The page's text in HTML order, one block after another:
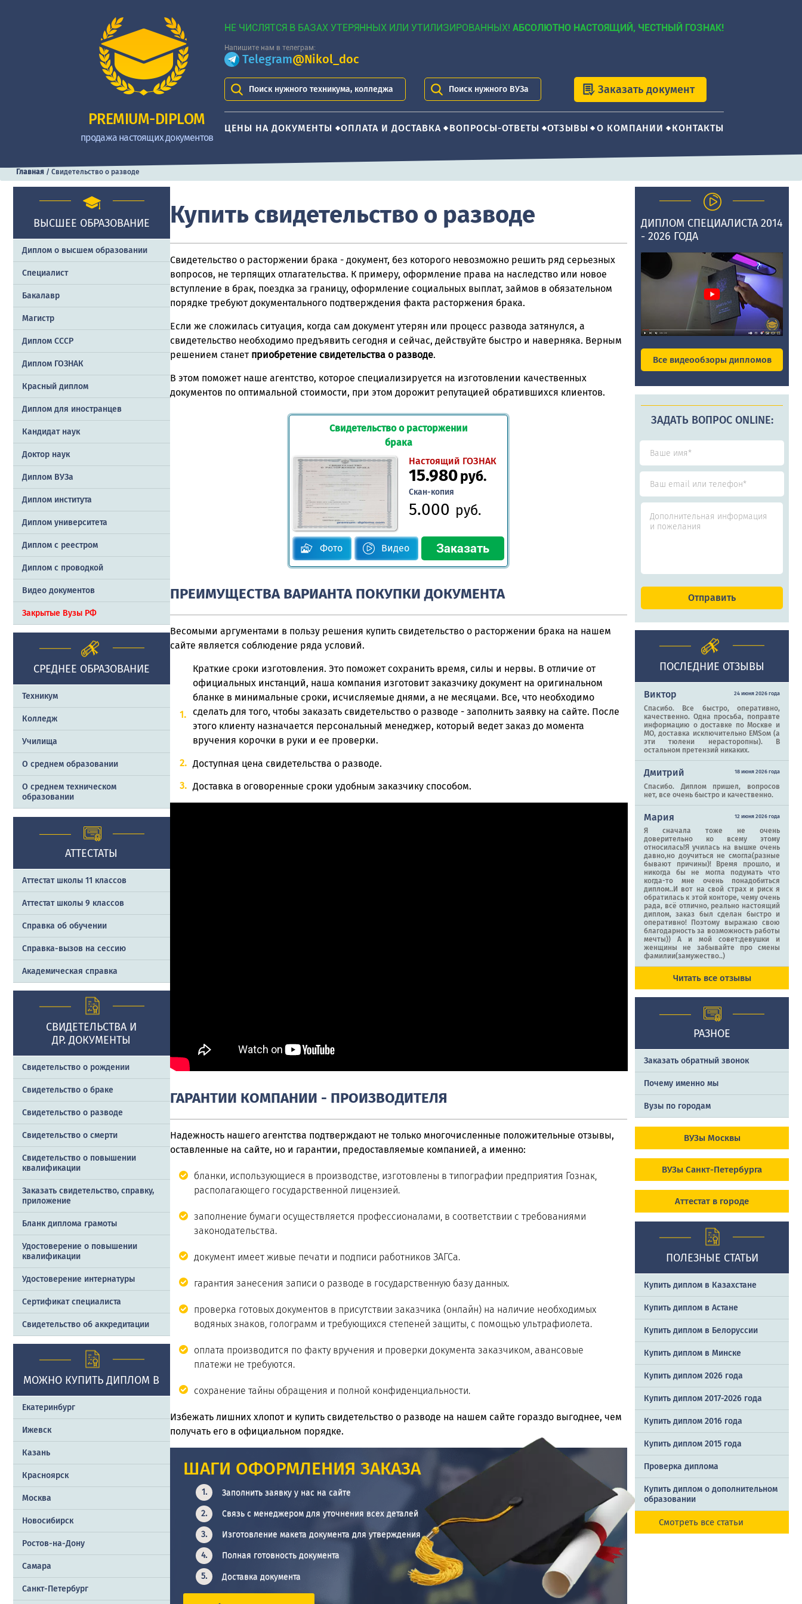
PREMIUM-DIPLOM
продажа настоящих документов
НЕ ЧИСЛЯТСЯ В БАЗАХ УТЕРЯННЫХ ИЛИ УТИЛИЗИРОВАННЫХ!АБСОЛЮТНО НАСТОЯЩИЙ, ЧЕСТНЫЙ ГОЗНАК!
Напишите нам в телеграм:
Telegram@Nikol_doc
Поиск нужного техникума, колледжа Поиск нужного ВУЗа Заказать документ
ЦЕНЫ НА ДОКУМЕНТЫ ОПЛАТА И ДОСТАВКА ВОПРОСЫ-ОТВЕТЫ ОТЗЫВЫ О КОМПАНИИ КОНТАКТЫ
Главная / Свидетельство о разводе
ВЫСШЕЕ ОБРАЗОВАНИЕ
Диплом о высшем образовании
Специалист
Бакалавр
Магистр
Диплом СССР
Диплом ГОЗНАК
Красный диплом
Диплом для иностранцев
Кандидат наук
Доктор наук
Диплом ВУЗа
Диплом института
Диплом университета
Диплом с реестром
Диплом с проводкой
Видео документов
Закрытые Вузы РФ
СРЕДНЕЕ ОБРАЗОВАНИЕ
Техникум
Колледж
Училища
О среднем образовании
О среднем техническом
образовании
АТТЕСТАТЫ
Аттестат школы 11 классов
Аттестат школы 9 классов
Справка об обучении
Справка-вызов на сессию
Академическая справка
СВИДЕТЕЛЬСТВА И
ДР. ДОКУМЕНТЫ
Свидетельство о рождении
Свидетельство о браке
Свидетельство о разводе
Свидетельство о смерти
Свидетельство о повышении
квалификации
Заказать cвидетельство, справку,
приложение
Бланк диплома грамоты
Удостоверение о повышении
квалификации
Удостоверение интернатуры
Сертификат специалиста
Свидетельство об аккредитации
МОЖНО КУПИТЬ ДИПЛОМ В
Екатеринбург
Ижевск
Казань
Красноярск
Москва
Новосибирск
Ростов-на-Дону
Самара
Санкт-Петербург
Купить свидетельство о разводе
Свидетельство о расторжении брака - документ, без которого невозможно решить ряд серьезных
вопросов, не терпящих отлагательства. К примеру, оформление права на наследство или новое
вступление в брак, поездка за границу, оформление социальных выплат, займов в обязательном
порядке требуют документального подтверждения факта расторжения брака.
Если же сложилась ситуация, когда сам документ утерян или процесс развода затянулся, а
свидетельство необходимо предъявить сегодня и сейчас, действуйте быстро и наверняка. Верным
решением станет приобретение свидетельства о разводе.
В этом поможет наше агентство, которое специализируется на изготовлении качественных
документов по оптимальной стоимости, при этом дорожит репутацией обратившихся клиентов.
Свидетельство о расторжении
брака
Настоящий ГОЗНАК
15.980руб.
Скан-копия
5.000 руб.
Фото Видео
ПРЕИМУЩЕСТВА ВАРИАНТА ПОКУПКИ ДОКУМЕНТА
Весомыми аргументами в пользу решения купить свидетельство о расторжении брака на нашем
сайте является соблюдение ряда условий.
Краткие сроки изготовления. Это поможет сохранить время, силы и нервы. В отличие от
официальных инстанций, наша компания изготовит заказчику документ на оригинальном
бланке в минимальные сроки, исчисляемые днями, а не месяцами. Все, что необходимо
сделать для того, чтобы заказать свидетельство о разводе - заполнить заявку на сайте. После
этого клиенту назначается персональный менеджер, который ведет заказ до момента
вручения корочки в руки и ее проверки.
Доступная цена свидетельства о разводе.
Доставка в оговоренные сроки удобным заказчику способом.
ГАРАНТИИ КОМПАНИИ - ПРОИЗВОДИТЕЛЯ
Надежность нашего агентства подтверждают не только многочисленные положительные отзывы,
оставленные на сайте, но и гарантии, предоставляемые компанией, а именно:
бланки, использующиеся в производстве, изготовлены в типографии предприятия Гознак,
располагающего государственной лицензией.
заполнение бумаги осуществляется профессионалами, в соответствии с требованиями
законодательства.
документ имеет живые печати и подписи работников ЗАГСа.
гарантия занесения записи о разводе в государственную базу данных.
проверка готовых документов в присутствии заказчика (онлайн) на наличие необходимых
водяных знаков, голограмм и требующихся степеней защиты, с помощью ультрафиолета.
оплата производится по факту вручения и проверки документа заказчиком, авансовые
платежи не требуются.
сохранение тайны обращения и полной конфиденциальности.
Избежать лишних хлопот и купить свидетельство о разводе на нашем сайте гораздо выгоднее, чем
получать его в официальном порядке.
ШАГИ ОФОРМЛЕНИЯ ЗАКАЗА
Заполнить заявку у нас на сайте
Связь с менеджером для уточнения всех деталей
Изготовление макета документа для утверждения
Полная готовность документа
Доставка документа
ДИПЛОМ СПЕЦИАЛИСТА 2014
- 2026 ГОДА
Все видеообзоры дипломов
ЗАДАТЬ ВОПРОС ONLINE:
ПОСЛЕДНИЕ ОТЗЫВЫ
Виктор 24 июня 2026 года
Спасибо. Все быстро, оперативно,
качественно. Одна просьба, поправте
информацию о доставке по Москве и
МО, доставка исключительно EMSом (а
эти тюлени нерасторопны). В
остальном претензий никаких.
Дмитрий 18 июня 2026 года
Спасибо. Диплом пришел, вопросов
нет, все очень быстро и качественно.
Мария 12 июня 2026 года
Я сначала тоже не очень
доверительно ко всему этому
относилась!Я училась на вышке очень
давно,но доучиться не смогла(разные
бывают причины)! Время прошло, и
никогда бы не могла подумать что
когда-то мне очень понадобиться
диплом..И вот на свой страх и риск я
обратилась к этой конторе, чему очень
рада, всё отлично, реально настоящий
диплом, заказ был сделан быстро и
оперативно! Поэтому выражаю свою
благодарность за возможность работы
мечты)) А и мой совет:девушки и
женщины не забывайте про смены
фамилии(замужество..)
Читать все отзывы
РАЗНОЕ
Заказать обратный звонок
Почему именно мы
Вузы по городам
ВУЗы Москвы
ВУЗы Санкт-Петербурга
Аттестат в городе
ПОЛЕЗНЫЕ СТАТЬИ
Купить диплом в Казахстане
Купить диплом в Астане
Купить диплом в Белоруссии
Купить диплом в Минске
Купить диплом 2026 года
Купить диплом 2017-2026 года
Купить диплом 2016 года
Купить диплом 2015 года
Проверка диплома
Купить диплом о дополнительном
образовании
Смотреть все статьи